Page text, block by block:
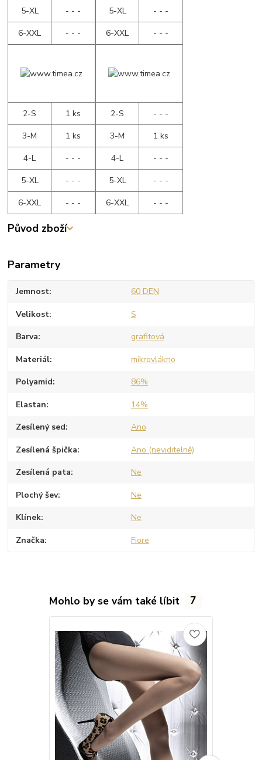
5-XL
- - -
6-XXL
- - -
5-XL
- - -
6-XXL
- - -
2-S
1 ks
3-M
1 ks
4-L
- - -
5-XL
- - -
6-XXL
- - -
2-S
- - -
3-M
1 ks
4-L
- - -
5-XL
- - -
6-XXL
- - -
Původ zboží
Parametry
Jemnost 60 DEN
Velikost S
Barva grafitová
Materiál mikrovlákno
Polyamid 86%
Elastan 14%
Zesílený sed Ano
Zesílená špička Ano (neviditelně)
Zesílená pata Ne
Plochý šev Ne
Klínek Ne
Značka Fiore
Mohlo by se vám také líbit 7